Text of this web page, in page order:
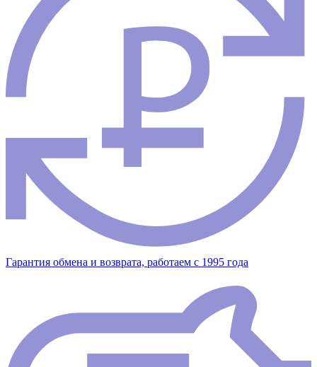
Гарантия обмена и возврата, работаем с 1995 года